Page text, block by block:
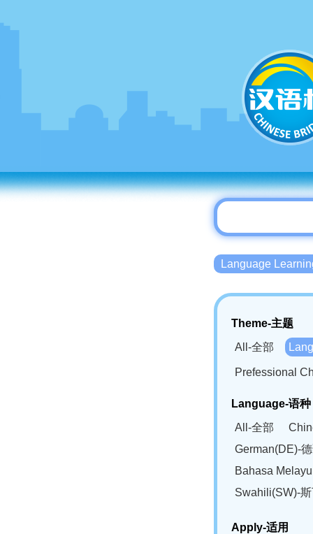
Language
Theme-主题
All-全部
Prefessional
Language-语种
All-全部
German(DE)-
Bahasa
Swahili(SW)-
Apply-适用